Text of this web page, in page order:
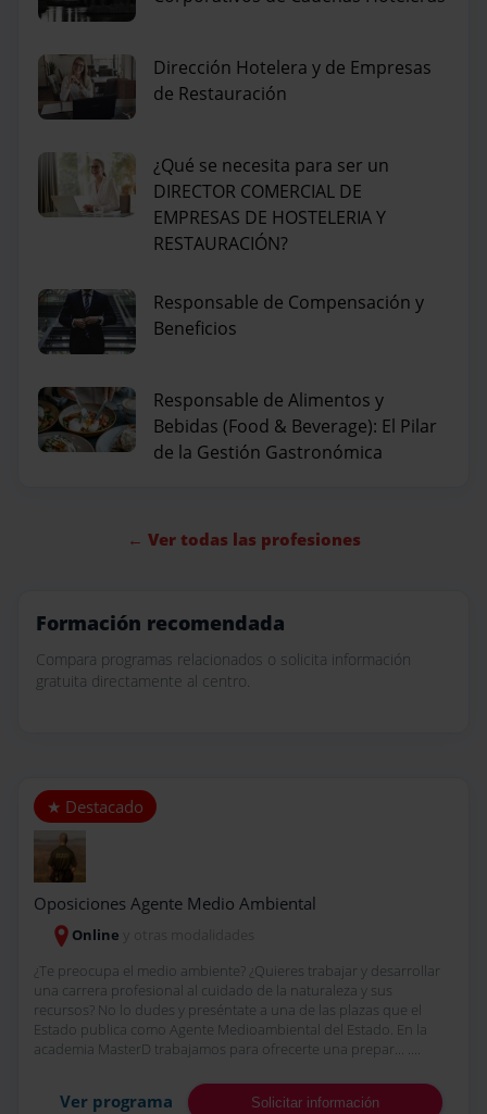
Dirección Hotelera y de Empresas
de Restauración
¿Qué se necesita para ser un
DIRECTOR COMERCIAL DE
EMPRESAS DE HOSTELERIA Y
RESTAURACIÓN?
Responsable de Compensación y
Beneficios
Responsable de Alimentos y
Bebidas (Food & Beverage): El Pilar
de la Gestión Gastronómica
← Ver todas las profesiones
Formación recomendada
Compara programas relacionados o solicita información
gratuita directamente al centro.
Oposiciones Agente Medio Ambiental
Online
¿Te preocupa el medio ambiente? ¿Quieres trabajar y desarrollar
una carrera profesional al cuidado de la naturaleza y sus
recursos? No lo dudes y preséntate a una de las plazas que el
Estado publica como Agente Medioambiental del Estado. En la
academia MasterD trabajamos para ofrecerte una prepar... ....
Ver programa Solicitar información